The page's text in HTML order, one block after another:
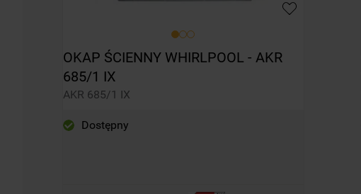
OKAP ŚCIENNY WHIRLPOOL - AKR
685/1 IX
AKR 685/1 IX
Dostępny